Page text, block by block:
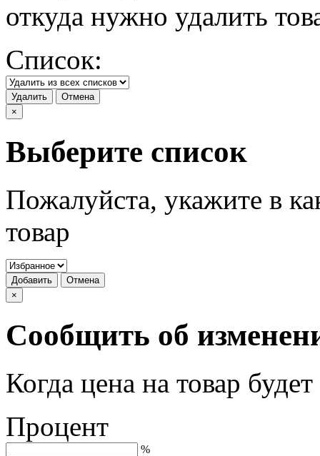
откуда нужно удалить
Список:
Удалить
Отмена
×
Выберите список
Пожалуйста, укажите в
товар
Добавить
Отмена
×
Сообщить об
Когда цена на товар
Процент
%